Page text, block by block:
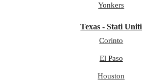
Yonkers
Texas - Stati Uniti
Corinto
El Paso
Houston